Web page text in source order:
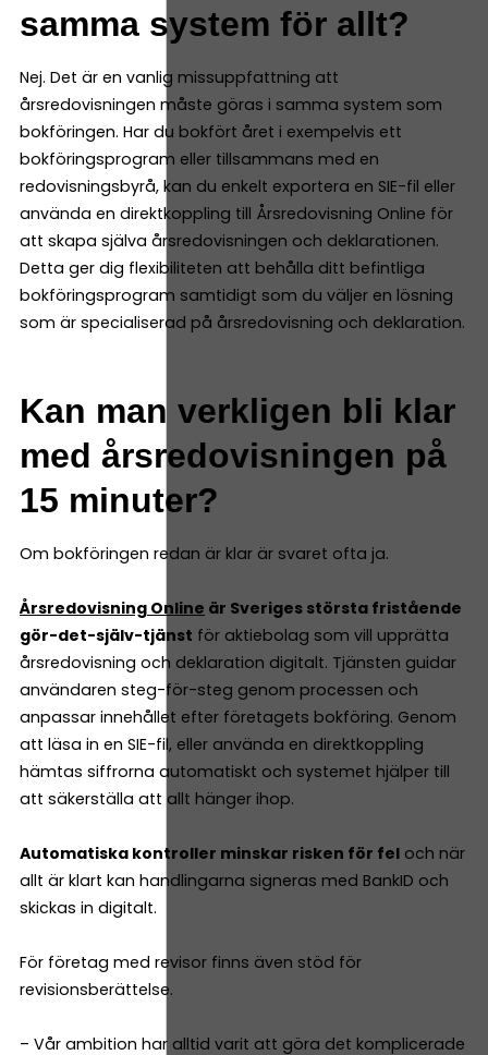
samma system för allt?
Nej. Det är en vanlig missuppfattning att
årsredovisningen måste göras i samma system som
bokföringen. Har du bokfört året i exempelvis ett
bokföringsprogram eller tillsammans med en
redovisningsbyrå, kan du enkelt exportera en SIE-fil eller
använda en direktkoppling till Årsredovisning Online för
att skapa själva årsredovisningen och deklarationen.
Detta ger dig flexibiliteten att behålla ditt befintliga
bokföringsprogram samtidigt som du väljer en lösning
som är specialiserad på årsredovisning och deklaration.
Kan man verkligen bli klar
med årsredovisningen på
15 minuter?
Om bokföringen redan är klar är svaret ofta ja.
Årsredovisning Online är Sveriges största fristående
gör-det-själv-tjänst för aktiebolag som vill upprätta
årsredovisning och deklaration digitalt. Tjänsten guidar
användaren steg-för-steg genom processen och
anpassar innehållet efter företagets bokföring. Genom
att läsa in en SIE-fil, eller använda en direktkoppling
hämtas siffrorna automatiskt och systemet hjälper till
att säkerställa att allt hänger ihop.
Automatiska kontroller minskar risken för fel och när
allt är klart kan handlingarna signeras med BankID och
skickas in digitalt.
För företag med revisor finns även stöd för
revisionsberättelse.
– Vår ambition har alltid varit att göra det komplicerade